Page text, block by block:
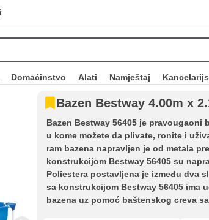
Domaćinstvo Alati Namještaj
Bazen Bestway 4.00m x
Bazen Bestway 56405 je pravougaoni
u kome možete da plivate, ronite i
ram bazena napravljen je od metala
konstrukcijom Bestway 56405 su
Poliestera postavljena je između dva
sa konstrukcijom Bestway 56405 ima
bazena uz pomoć baštenskog creva